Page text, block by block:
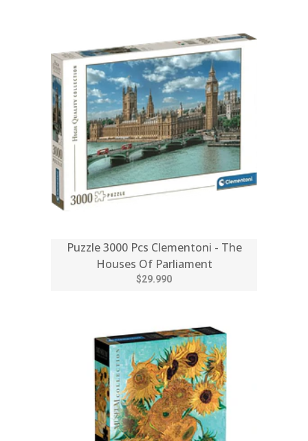
Puzzle 3000 Pcs Clementoni - The
Houses Of Parliament
$29.990